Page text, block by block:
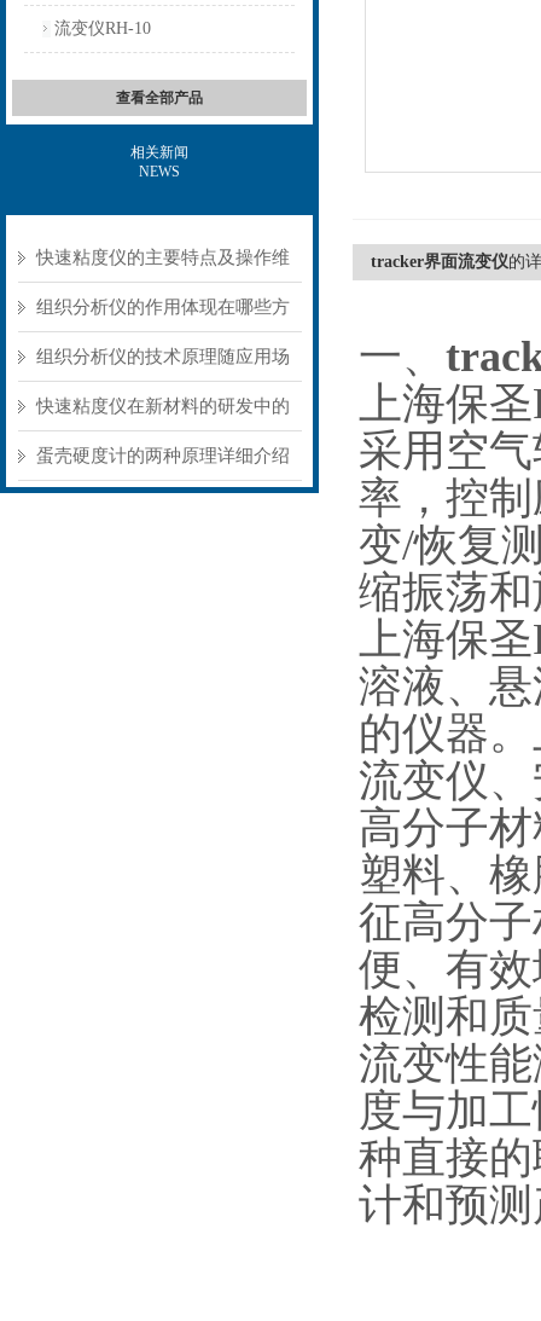
流变仪RH-10
查看全部产品
相关新闻
NEWS
快速粘度仪的主要特点及操作维
护方式
组织分析仪的作用体现在哪些方
面？
组织分析仪的技术原理随应用场
景不同存在明显差异
快速粘度仪在新材料的研发中的
应用
蛋壳硬度计的两种原理详细介绍
tracker界面流变仪的
一、
上海保
采用空
率，控
变/恢复
缩振荡
上海保
溶液、
的仪器
流变仪
高分子
塑料、
征高分
便、有
检测和
流变性
度与加
种直接
计和预